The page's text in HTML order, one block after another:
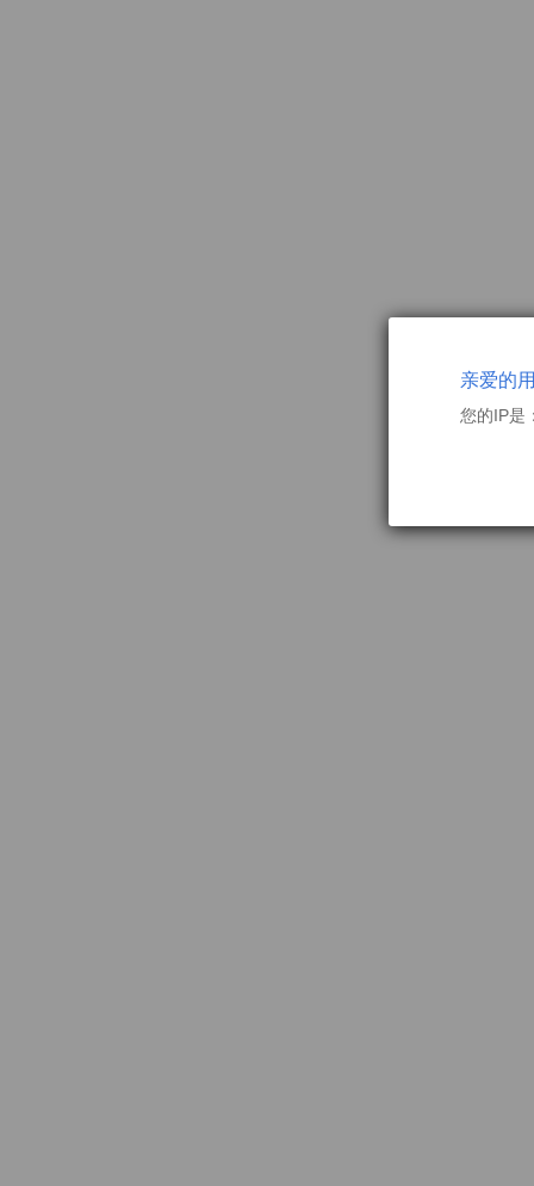
亲爱的
您的IP是